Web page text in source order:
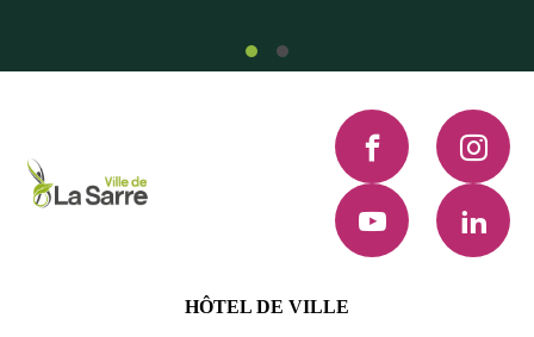
HÔTEL DE VILLE
Facebook
YouTube